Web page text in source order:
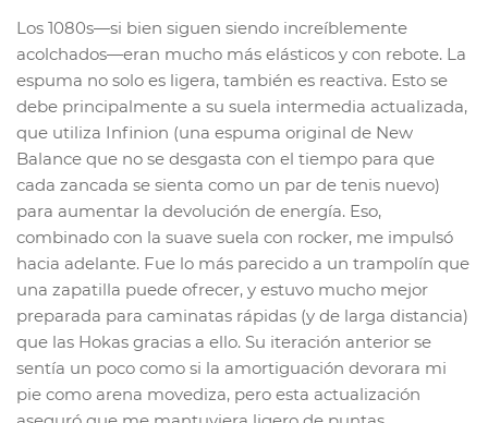
Los 1080s—si bien siguen siendo increíblemente
acolchados—eran mucho más elásticos y con rebote. La
espuma no solo es ligera, también es reactiva. Esto se
debe principalmente a su suela intermedia actualizada,
que utiliza Infinion (una espuma original de New
Balance que no se desgasta con el tiempo para que
cada zancada se sienta como un par de tenis nuevo)
para aumentar la devolución de energía. Eso,
combinado con la suave suela con rocker, me impulsó
hacia adelante. Fue lo más parecido a un trampolín que
una zapatilla puede ofrecer, y estuvo mucho mejor
preparada para caminatas rápidas (y de larga distancia)
que las Hokas gracias a ello. Su iteración anterior se
sentía un poco como si la amortiguación devorara mi
pie como arena movediza, pero esta actualización